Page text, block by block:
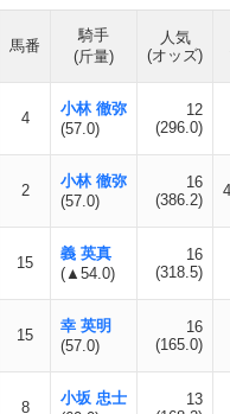
馬番
騎手
(斤量)
人気
(オッズ)
4
小林 徹弥
(57.0)
12
(296.0)
2
小林 徹弥
(57.0)
16
(386.2)
15
義 英真
(▲54.0)
16
(318.5)
15
幸 英明
(57.0)
16
(165.0)
8
小坂 忠士
13